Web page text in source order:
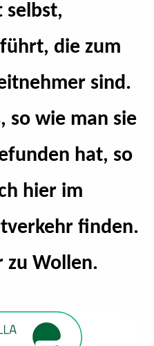
selbst,
die zum
sind.
so wie man sie
hat, so
hier im
finden.
zu Wollen.